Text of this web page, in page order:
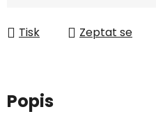
Tisk Zeptat se
Popis